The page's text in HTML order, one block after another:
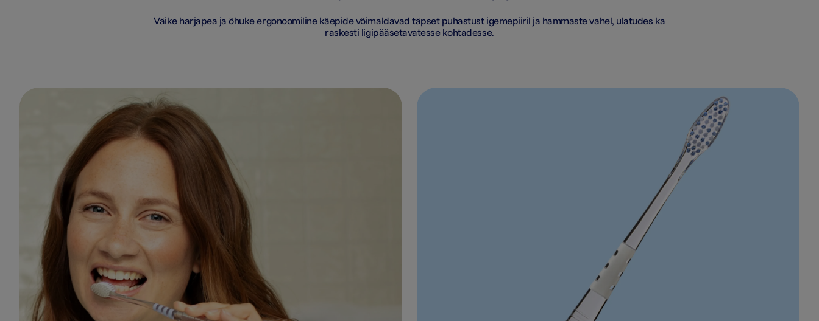
Väike harjapea ja õhuke ergonoomiline käepide võimaldavad täpset puhastust igemepiiril ja hammaste vahel, ulatudes ka
raskesti ligipääsetavatesse kohtadesse.